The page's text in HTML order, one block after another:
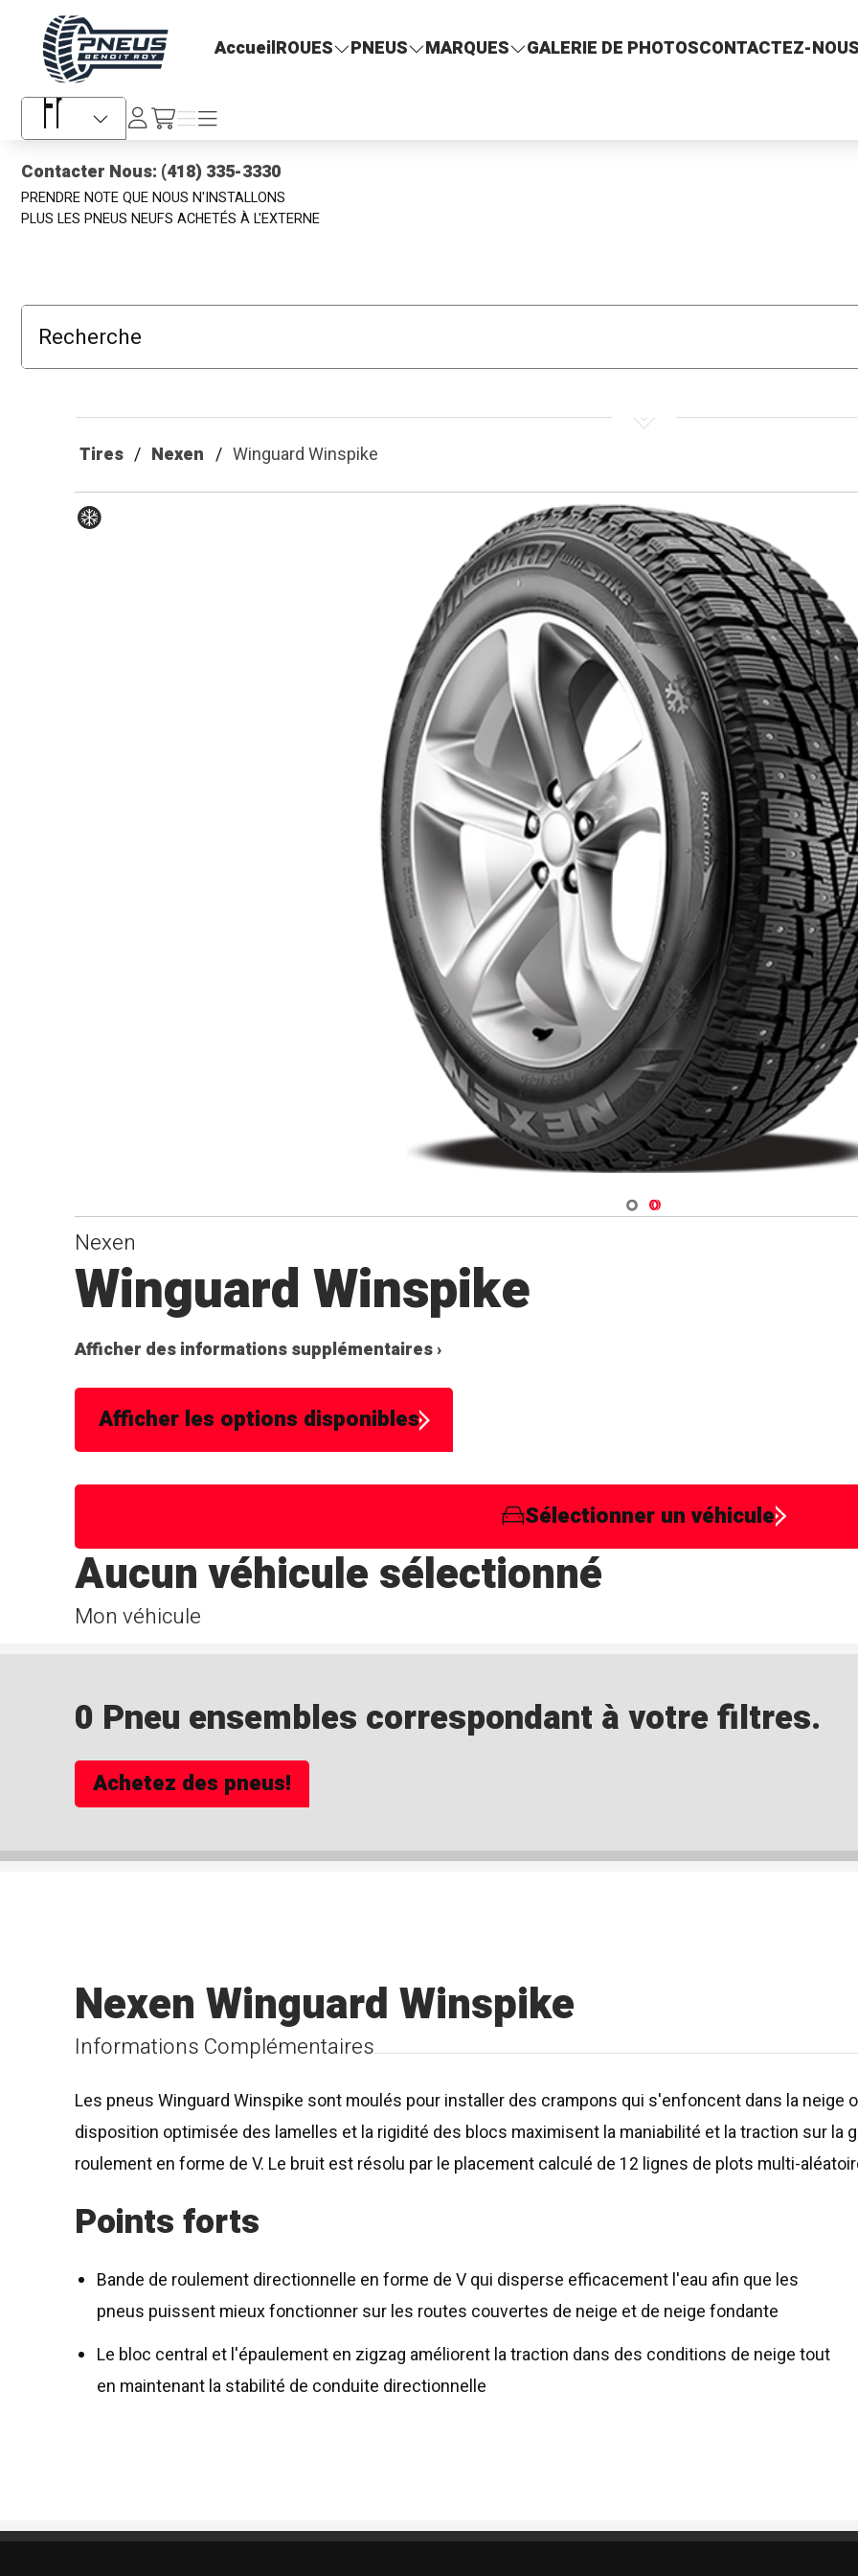
Pneus Benoit Roy
AccueilROUES PNEUS MARQUES GALERIE DE PHOTOSCONTACTEZ-
Sélecteur de langue
Se
connecter/fr/cart
Menu
Menu
Contacter Nous: (418) 335-3330
PRENDRE NOTE QUE NOUS N'INSTALLONS
PLUS LES PNEUS NEUFS ACHETÉS À L'EXTERNE
Recherche
Tires Nexen Winguard Winspike
Navigate 1
Navigate 2
Nexen
Winguard Winspike
Afficher des informations supplémentaires ›
Afficher les options disponibles
Sélectionner un véhicule
Mon véhicule
Aucun véhicule sélectionné
0 Pneu ensembles correspondant à votre filtres.
Achetez des pneus!
Informations Complémentaires
Nexen Winguard Winspike
Les pneus Winguard Winspike sont moulés pour installer des crampons qui s'enfoncent dans la neige
disposition optimisée des lamelles et la rigidité des blocs maximisent la maniabilité et la traction sur la
roulement en forme de V. Le bruit est résolu par le placement calculé de 12 lignes de plots multi-
Points forts
Bande de roulement directionnelle en forme de V qui disperse efficacement l'eau afin que les
pneus puissent mieux fonctionner sur les routes couvertes de neige et de neige fondante
Le bloc central et l'épaulement en zigzag améliorent la traction dans des conditions de neige tout
en maintenant la stabilité de conduite directionnelle